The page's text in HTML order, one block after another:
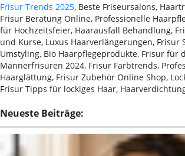
Frisur Trends 2025, Beste Friseursalons,
Frisur Beratung Online, Professionelle
für Hochzeitsfeier, Haarausfall Behandlung,
und Kurse, Luxus Haarverlängerungen, Frisur
Umstyling, Bio Haarpflegeprodukte, Frisur für
Männerfrisuren 2024, Frisur Farbtrends,
Haarglättung, Frisur Zubehör Online Shop,
Frisur Tipps für lockiges Haar,
Neueste Beiträge: